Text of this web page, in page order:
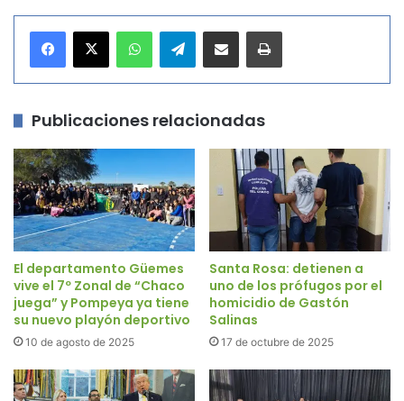
Telegram
Publicaciones relacionadas
El departamento Güemes
vive el 7º Zonal de “Chaco
juega” y Pompeya ya tiene
su nuevo playón deportivo
10 de agosto de 2025
Santa Rosa: detienen a
uno de los prófugos por el
homicidio de Gastón
Salinas
17 de octubre de 2025